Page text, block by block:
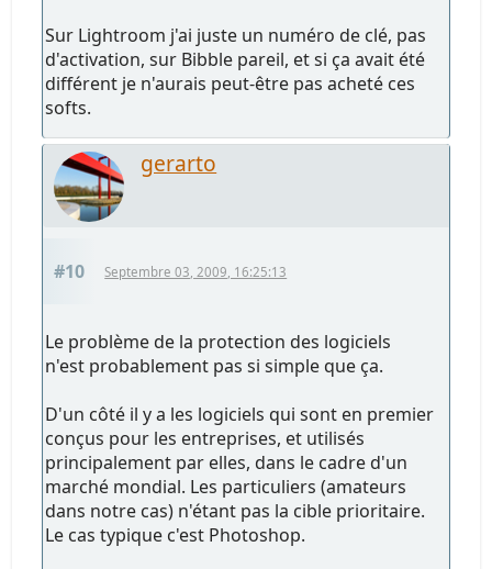
Sur Lightroom j'ai juste un numéro de clé, pas
d'activation, sur Bibble pareil, et si ça avait été
différent je n'aurais peut-être pas acheté ces
softs.
gerarto
#10 Septembre 03, 2009, 16:25:13
Le problème de la protection des logiciels
n'est probablement pas si simple que ça.
D'un côté il y a les logiciels qui sont en premier
conçus pour les entreprises, et utilisés
principalement par elles, dans le cadre d'un
marché mondial. Les particuliers (amateurs
dans notre cas) n'étant pas la cible prioritaire.
Le cas typique c'est Photoshop.